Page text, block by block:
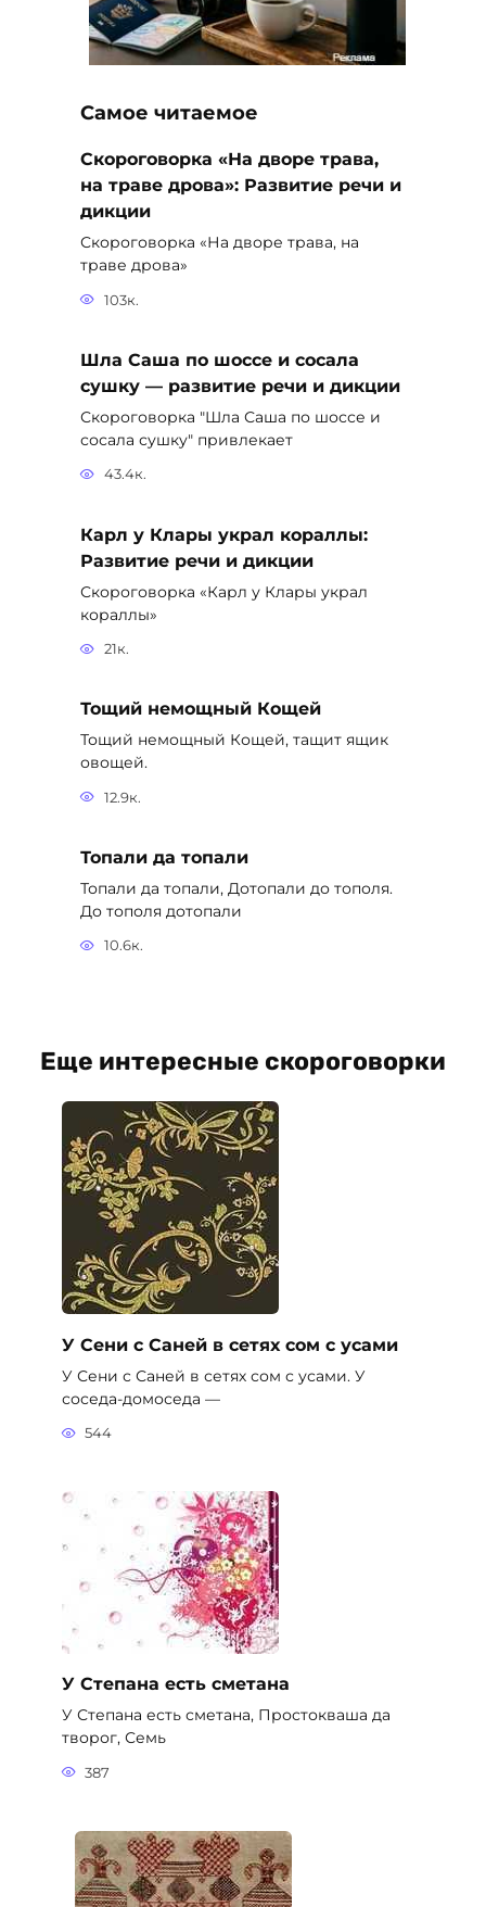
Самое читаемое
Скороговорка «На дворе трава,
на траве дрова»: Развитие речи и
дикции
Скороговорка «На дворе трава, на
траве дрова»
103к.
Шла Саша по шоссе и сосала
сушку — развитие речи и дикции
Скороговорка "Шла Саша по шоссе и
сосала сушку" привлекает
43.4к.
Карл у Клары украл кораллы:
Развитие речи и дикции
Скороговорка «Карл у Клары украл
кораллы»
21к.
Тощий немощный Кощей
Тощий немощный Кощей, тащит ящик
овощей.
12.9к.
Топали да топали
Топали да топали, Дотопали до тополя.
До тополя дотопали
10.6к.
Еще интересные скороговорки
У Сени с Саней в сетях сом с усами
У Сени с Саней в сетях сом с усами. У
соседа-домоседа —
544
У Степана есть сметана
У Степана есть сметана, Простокваша да
творог, Семь
387